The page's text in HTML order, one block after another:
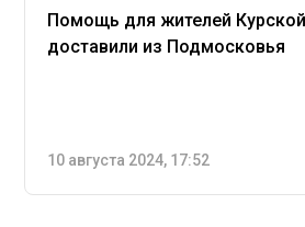
Помощь для жителей
доставили из Подмосковья
10 августа 2024, 17:52